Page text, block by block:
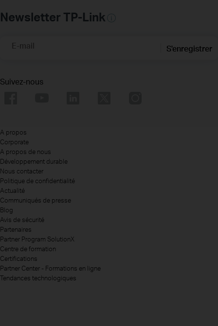
Newsletter TP-Link
E-mail S'enregistrer
Suivez-nous
A propos
Corporate
A propos de nous
Développement durable
Nous contacter
Politique de confidentialité
Actualité
Communiqués de presse
Blog
Avis de sécurité
Partenaires
Partner Program SolutionX
Centre de formation
Certifications
Partner Center - Formations en ligne
Tendances technologiques